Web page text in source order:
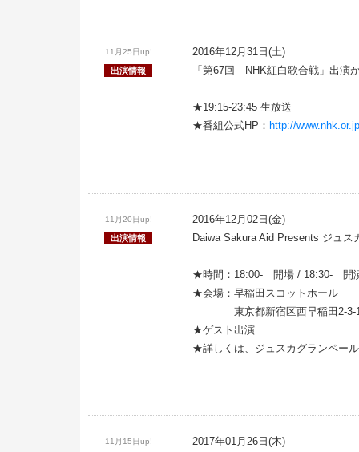
11月25日up!
出演情報
2016年12月31日(土)
「第67回 NHK紅白歌合戦」出演
★19:15-23:45 生放送
★番組公式HP： http://
11月20日up!
出演情報
2016年12月02日(金)
Daiwa Sakura Aid Presents ジュス
★時間：18:00- 開場 / 18:30- 開
★会場：早稲田スコットホール
東京都新宿区西早稲田2-3-1
★ゲスト出演
★詳しくは、ジュスカグランペー
11月15日up!
2017年01月26日(木)